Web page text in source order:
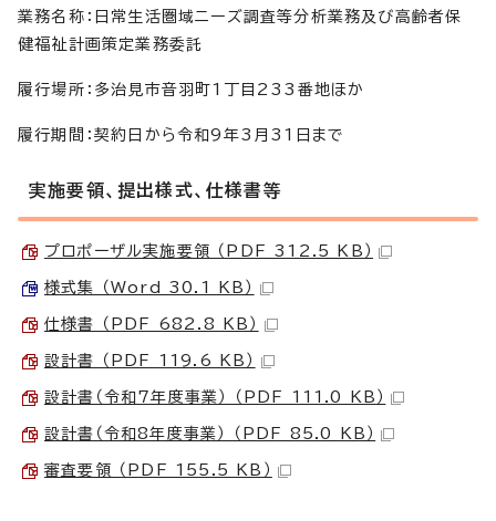
業務名称：日常生活圏域ニーズ調査等分析業務及び高齢者保
健福祉計画策定業務委託
履行場所：多治見市音羽町1丁目233番地ほか
履行期間：契約日から令和9年3月31日まで
実施要領、提出様式、仕様書等
プロポーザル実施要領 （PDF 312.5 KB）
様式集 （Word 30.1 KB）
仕様書 （PDF 682.8 KB）
設計書 （PDF 119.6 KB）
設計書（令和7年度事業） （PDF 111.0 KB）
設計書（令和8年度事業） （PDF 85.0 KB）
審査要領 （PDF 155.5 KB）